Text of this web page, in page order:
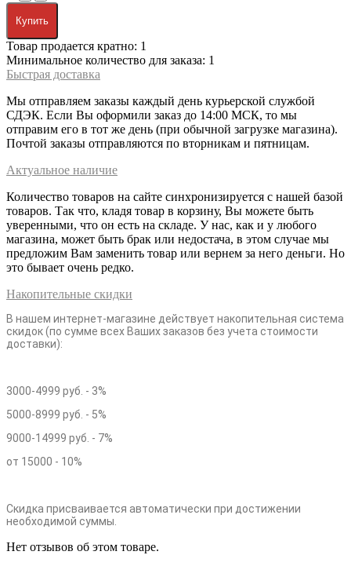
Купить
Товар продается кратно: 1
Минимальное количество для заказа: 1
Быстрая доставка
Мы отправляем заказы каждый день курьерской службой
СДЭК. Если Вы оформили заказ до 14:00 МСК, то мы
отправим его в тот же день (при обычной загрузке магазина).
Почтой заказы отправляются по вторникам и пятницам.
Актуальное наличие
Количество товаров на сайте синхронизируется с нашей базой
товаров. Так что, кладя товар в корзину, Вы можете быть
уверенными, что он есть на складе. У нас, как и у любого
магазина, может быть брак или недостача, в этом случае мы
предложим Вам заменить товар или вернем за него деньги. Но
это бывает очень редко.
Накопительные скидки
В нашем интернет-магазине действует накопительная система
скидок (по сумме всех Ваших заказов без учета стоимости
доставки):
3000-4999 руб. - 3%
5000-8999 руб. - 5%
9000-14999 руб. - 7%
от 15000 - 10%
Скидка присваивается автоматически при достижении
необходимой суммы.
Нет отзывов об этом товаре.